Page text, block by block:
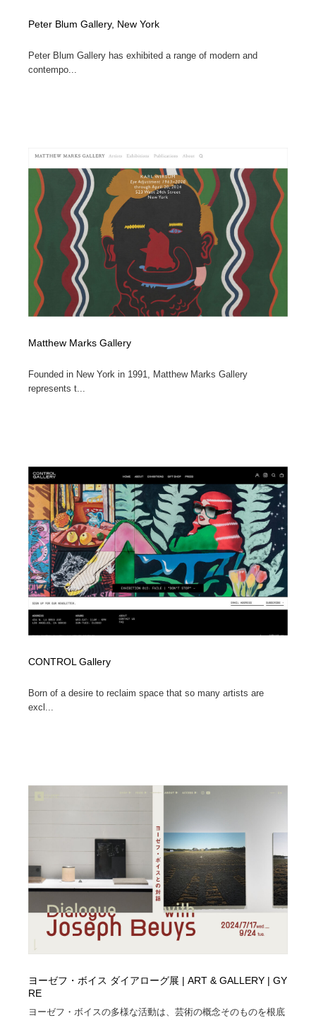
Peter Blum Gallery, New York
Peter Blum Gallery has exhibited a range of modern and
contempo...
Matthew Marks Gallery
Founded in New York in 1991, Matthew Marks Gallery
represents t...
CONTROL Gallery
Born of a desire to reclaim space that so many artists are
excl...
ヨーゼフ・ボイス ダイアローグ展 | ART & GALLERY | GY
RE
ヨーゼフ・ボイスの多様な活動は、芸術の概念そのものを根底